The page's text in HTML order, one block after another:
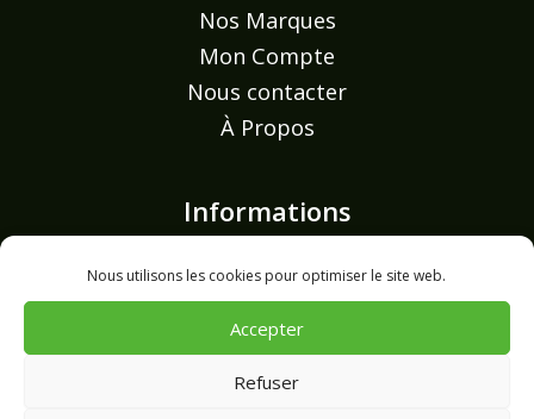
Nous utilisons les cookies pour optimiser le site web.
Accepter
Refuser
Nos Marques
Mon Compte
Nous contacter
À Propos
Informations
Mentions légales
Politique de confidentialité
Politique de cookies (UE)